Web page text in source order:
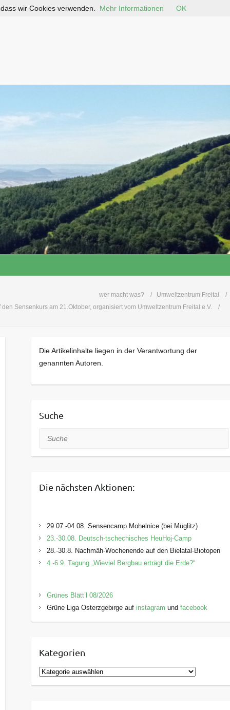
wer macht was?
Umweltzentrum Freital
den Sensenkurs am 21.Oktober, organisiert vom Umweltzentrum Freital e.V.
Die Artikelinhalte liegen in der Verantwortung der
genannten Autoren.
Suche
Suche
Die nächsten Aktionen:
29.07.-04.08. Sensencamp Mohelnice (bei Müglitz)
23.-30.08. Deutsch-tschechisches HeuHoj-Camp
28.-30.8. Nachmäh-Wochenende auf den Bielatal-Biotopen
4.-6.9. Tagung „Wieviel Bergbau erträgt die Erde?“
Grünes Blätt’l 08/2026
Grüne Liga Osterzgebirge auf instagram und facebook
Kategorien
K
a
wir Cookies verwenden. Mehr Informationen OK